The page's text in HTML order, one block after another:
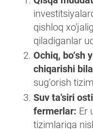
qishloq
qiladiganlar
Ochiq, bo‘sh
chiqarishi
sug‘orish
Suv ta'siri
fermerlar: Er
tizimlariga